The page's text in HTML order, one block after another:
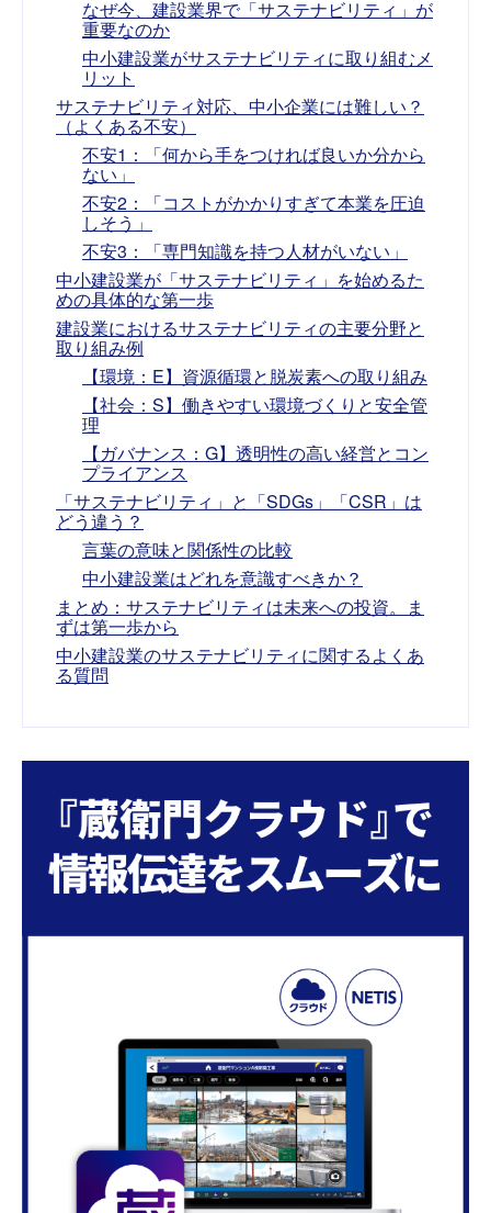
なぜ今、建設業界で「サステナビリティ」が
重要なのか
中小建設業がサステナビリティに取り組むメ
リット
サステナビリティ対応、中小企業には難しい？
（よくある不安）
不安1：「何から手をつければ良いか分から
ない」
不安2：「コストがかかりすぎて本業を圧迫
しそう」
不安3：「専門知識を持つ人材がいない」
中小建設業が「サステナビリティ」を始めるた
めの具体的な第一歩
建設業におけるサステナビリティの主要分野と
取り組み例
【環境：E】資源循環と脱炭素への取り組み
【社会：S】働きやすい環境づくりと安全管
理
【ガバナンス：G】透明性の高い経営とコン
プライアンス
「サステナビリティ」と「SDGs」「CSR」は
どう違う？
言葉の意味と関係性の比較
中小建設業はどれを意識すべきか？
まとめ：サステナビリティは未来への投資。ま
ずは第一歩から
中小建設業のサステナビリティに関するよくあ
る質問